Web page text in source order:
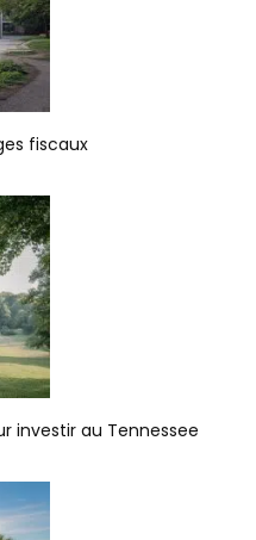
fiscaux
investir au Tennessee